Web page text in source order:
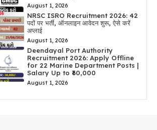
August 1, 2026
NRSC ISRO Recruitment 2026: 42
पदों पर भर्ती, ऑनलाइन आवेदन शुरू, ऐसे करें
अप्लाई
August 1, 2026
Deendayal Port Authority
Recruitment 2026: Apply Offline
for 22 Marine Department Posts |
Salary Up to ₹60,000
August 1, 2026